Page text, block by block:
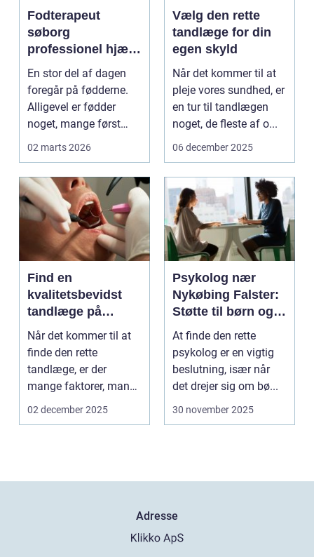
Fodterapeut
søborg
professionel hjælp
til sunde fødder i
hverdagen
En stor del af dagen
foregår på fødderne.
Alligevel er fødder
noget, mange først
tænker på, når smer...
02 marts 2026
Vælg den rette
tandlæge for din
egen skyld
Når det kommer til at
pleje vores sundhed, er
en tur til tandlægen
noget, de fleste af o...
06 december 2025
Find en
kvalitetsbevidst
tandlæge på
Vesterbro
Når det kommer til at
finde den rette
tandlæge, er der
mange faktorer, man
bør ov...
02 december 2025
Psykolog nær
Nykøbing Falster:
Støtte til børn og
unge
At finde den rette
psykolog er en vigtig
beslutning, især når
det drejer sig om bø...
30 november 2025
Adresse